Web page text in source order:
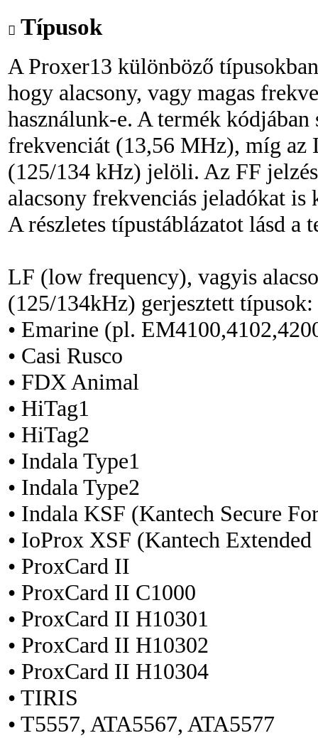
Típusok
A Proxer13 különböző
hogy alacsony, vagy magas
használunk-e. A termék kódjában
frekvenciát (13,56 MHz), míg az
(125/134 kHz) jelöli. Az FF
alacsony frekvenciás jeladókat is
A részletes típustáblázatot lásd a
LF (low frequency), vagyis
(125/134kHz) gerjesztett típusok:
• Emarine (pl.
• Casi Rusco
• FDX Animal
• HiTag1
• HiTag2
• Indala Type1
• Indala Type2
• Indala KSF (Kantech Secure
• IoProx XSF (Kantech
• ProxCard II
• ProxCard II C1000
• ProxCard II H10301
• ProxCard II H10302
• ProxCard II H10304
• TIRIS
• T5557, ATA5567, ATA5577